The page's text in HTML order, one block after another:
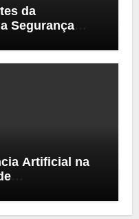
da
Segurança
Artificial na